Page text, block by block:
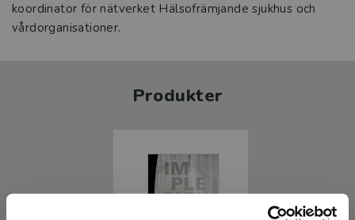
koordinator för nätverket Hälsofrämjande sjukhus och
vårdorganisationer.
Produkter